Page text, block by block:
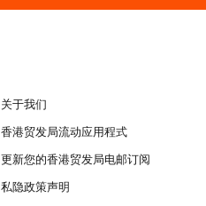
关于我们
香港贸发局流动应用程式
更新您的香港贸发局电邮订阅
私隐政策声明